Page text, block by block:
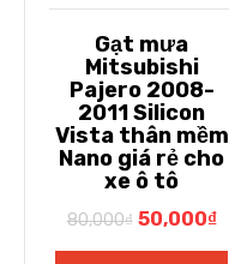
Gạt mưa
Mitsubishi
Pajero 2008-
2011 Silicon
Vista thân mềm
Nano giá rẻ cho
xe ô tô
80,000₫ 50,000₫